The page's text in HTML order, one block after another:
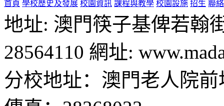
首頁 學校歷史及發展 校園資訊 課程與教學 校園設施 招生 聯
地址: 澳門筷子基俾若翰
28564110 網址:
分校地址：澳門老人院